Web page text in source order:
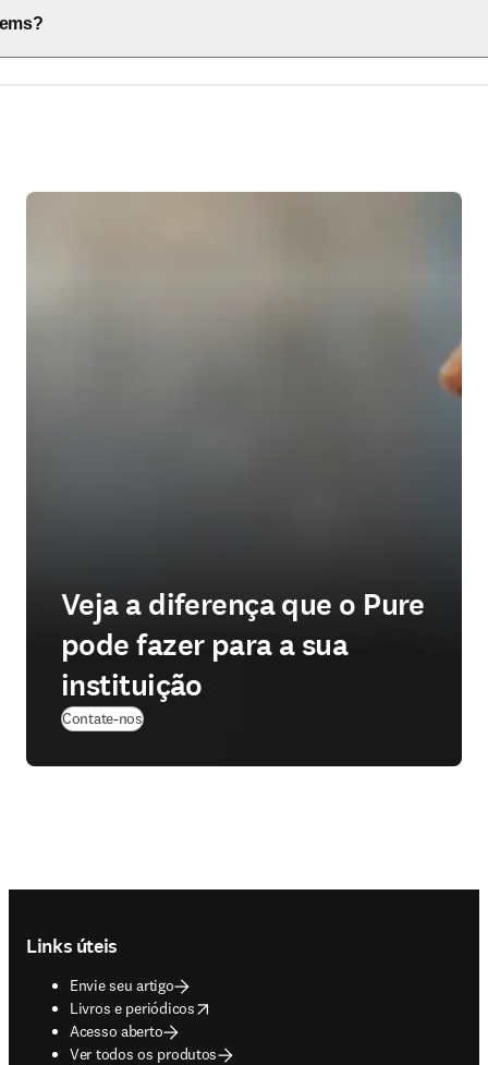
Veja a diferença que o Pure
pode fazer para a sua
instituição
Contate-nos(
Links úteis
Envie seu artigo
Livros e periódicos
opens in new tab/window
Acesso aberto
Ver todos os produtos